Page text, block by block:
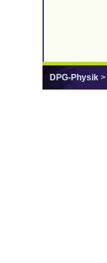
DPG-Physik >